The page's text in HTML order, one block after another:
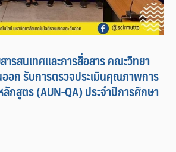
ารสนเทศและการสื่อสาร คณะวิทยา
อก รับการตรวจประเมินคุณภาพการ
กสูตร (AUN-QA) ประจำปีการศึกษา